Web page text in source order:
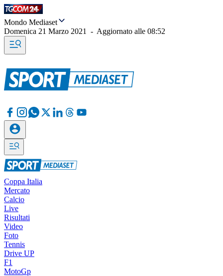
Mondo Mediaset
Domenica 21 Marzo 2021
- Aggiornato alle 08:52
Coppa Italia
Mercato
Calcio
Live
Risultati
Video
Foto
Tennis
Drive UP
F1
MotoGp